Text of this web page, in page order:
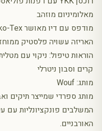
מאלומיניום מוזהב
מודפס עם דיו מאושר Oeko-Tex®
האריזה עשויה פלסטיק
הוראות טיפול: ניקוי עם
קרים וסבון ניטרלי
מותג: Wouf
מותג ספרדי שמייצר תיקים
המשלבים פונקציונליות עם
האורבניים.